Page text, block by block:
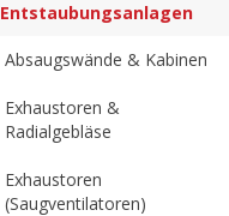
Entstaubungsanlagen
Absaugswände & Kabinen
Exhaustoren &
Radialgebläse
Exhaustoren
(Saugventilatoren)